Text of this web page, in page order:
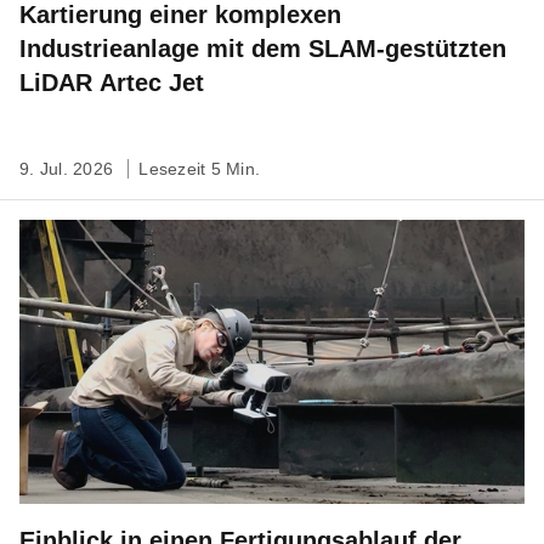
Kartierung einer komplexen
Industrieanlage mit dem SLAM-gestützten
LiDAR Artec Jet
9. Jul. 2026 Lesezeit 5 Min.